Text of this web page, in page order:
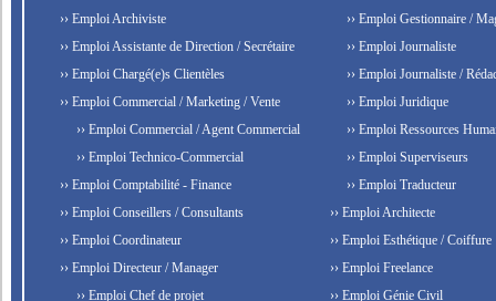
›› Emploi Archiviste
›› Emploi Assistante de Direction / Secrétaire
›› Emploi Chargé(e)s Clientèles
›› Emploi Commercial / Marketing / Vente
›› Emploi Commercial / Agent Commercial
›› Emploi Technico-Commercial
›› Emploi Comptabilité - Finance
›› Emploi Conseillers / Consultants
›› Emploi Coordinateur
›› Emploi Directeur / Manager
›› Emploi Chef de projet
›› Emploi Gestionnaire /
›› Emploi Journaliste
›› Emploi Journaliste /
›› Emploi Juridique
›› Emploi Ressources
›› Emploi Superviseurs
›› Emploi Traducteur
›› Emploi Architecte
›› Emploi Esthétique / Coiffure
›› Emploi Freelance
›› Emploi Génie Civil